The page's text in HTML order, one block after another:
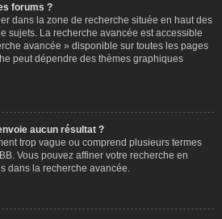
forums ?
dans la zone de recherche située en haut des
sujets. La recherche avancée est accessible
avancée » disponible sur toutes les pages
peut dépendre des thèmes graphiques
aucun résultat ?
trop vague ou comprend plusieurs termes
Vous pouvez affiner votre recherche en
dans la recherche avancée.